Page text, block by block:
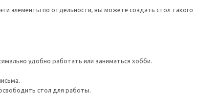
элементы по отдельности, вы можете создать стол такого
удобно работать или заниматься хобби.
стол для работы.